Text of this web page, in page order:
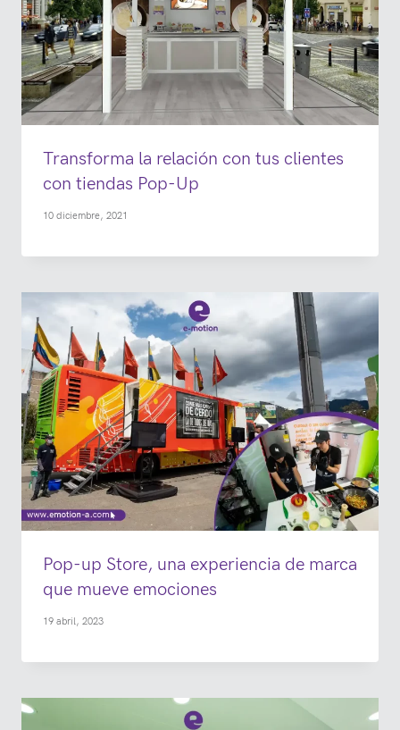
Transforma la relación con tus clientes
con tiendas Pop-Up
10 diciembre, 2021
Pop-up Store, una experiencia de marca
que mueve emociones
19 abril, 2023